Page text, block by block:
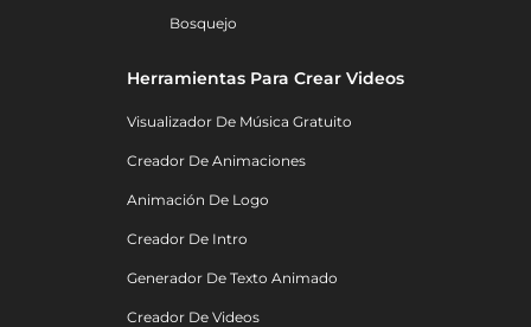
Bosquejo
Herramientas Para Crear Videos
Visualizador De Música Gratuito
Creador De Animaciones
Animación De Logo
Creador De Intro
Generador De Texto Animado
Creador De Videos